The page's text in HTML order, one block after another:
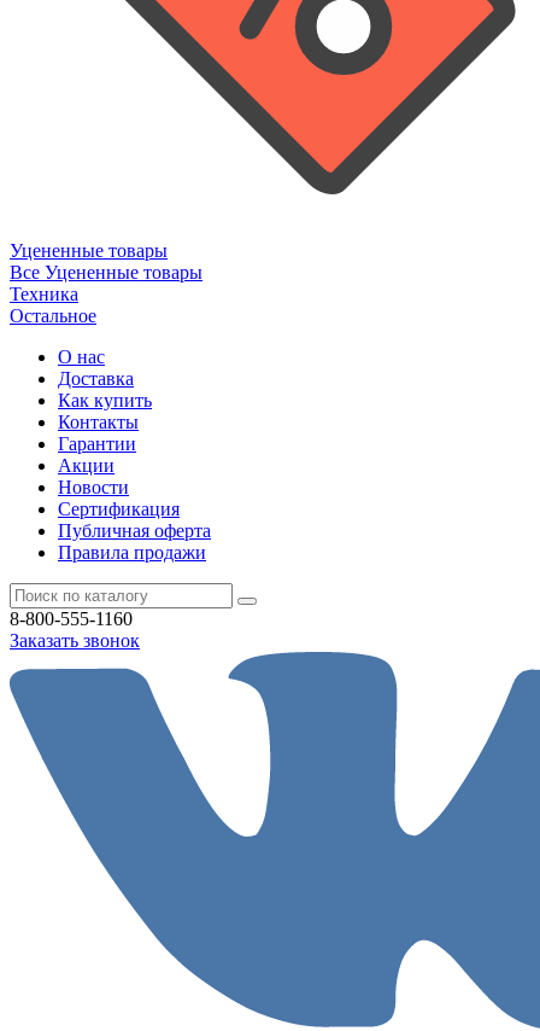
Уцененные товары
Все Уцененные товары
Техника
Остальное
О нас
Доставка
Как купить
Контакты
Гарантии
Акции
Новости
Cертификация
Публичная оферта
Правила продажи
8-800-555-1160
Заказать звонок